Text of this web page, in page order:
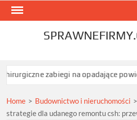
Skip
na opadające powieki w
Home > Budownictwo i nieruchomości >
strategie dla udanego remontu csh: